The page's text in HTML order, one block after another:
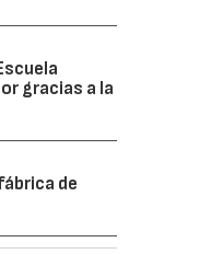
gracias a la
de